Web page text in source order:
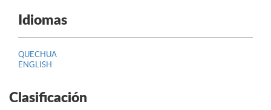
Idiomas
QUECHUA
ENGLISH
Clasificación